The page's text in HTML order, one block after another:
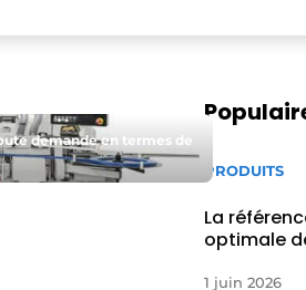
demande en termes de
PRODUITS
La
optimale
1 juin 2026